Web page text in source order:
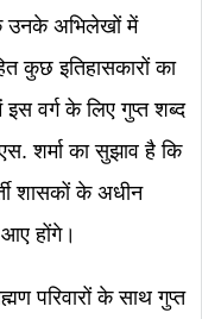
उनके अभिलेखों में
कुछ इतिहासकारों का
वर्ग के लिए गुप्त शब्द
शर्मा का सुझाव है कि
शासकों के अधीन
आए होंगे।
परिवारों के साथ गुप्त